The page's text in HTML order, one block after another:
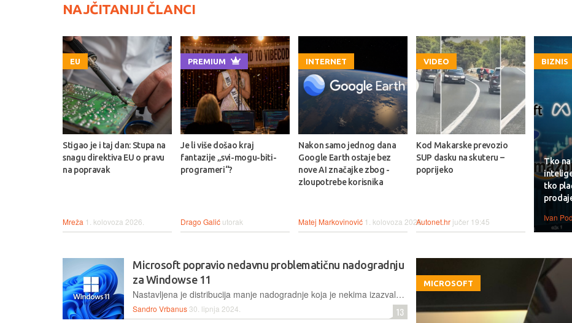
NAJČITANIJI ČLANCI
EU
Stigao je i taj dan: Stupa na
snagu direktiva EU o pravu
na popravak
Mreža 1. kolovoza 2026.
PREMIUM
Je li više došao kraj
fantazije „svi-mogu-biti-
programeri“?
Drago Galić utorak
INTERNET
Nakon samo jednog dana
Google Earth ostaje bez
nove AI značajke zbog -
zloupotrebe korisnika
Matej Markovinović 1. kolovoza 2026.
VIDEO
Kod Makarske prevozio
SUP dasku na skuteru –
poprijeko
Autonet.hr jučer 19:45
BIZNIS
Tko
tko
Ivan
Microsoft popravio nedavnu problematičnu nadogradnju
za Windowse 11
Nastavljena je distribucija manje nadogradnje koja je nekima izazvala velike probleme. Instalirati je neće moći tek korisnici koji koriste softvere za virtualizaciju, jer su se oni pokazali problematičnima
Sandro Vrbanus 30. lipnja 2024. 13
MICROSOFT